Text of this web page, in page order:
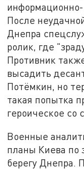
После
Днепра
ролик, где
Противник
высадить
Потёмкин, но
такая попытка
героическое со
Военные
планы Киева по
берегу Днепра.